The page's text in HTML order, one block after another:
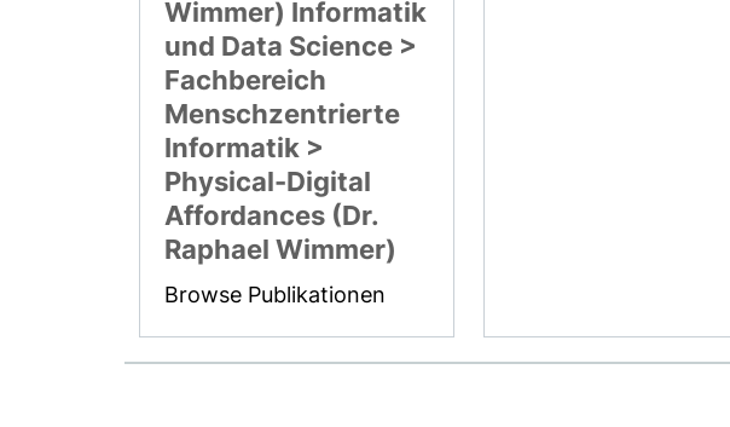
Wimmer) Informatik
und Data Science >
Fachbereich
Menschzentrierte
Informatik >
Physical-Digital
Affordances (Dr.
Raphael Wimmer)
Browse Publikationen